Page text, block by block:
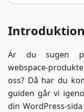
Introduktion
Är du sugen
webspace-
oss? Då har du
guiden går vi
din WordPress-